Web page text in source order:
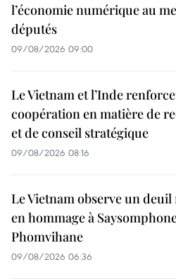
l’économie numérique au
députés
09/08/2026 09:00
Le Vietnam et l’Inde
coopération en matière de
et de conseil stratégique
09/08/2026 08:16
Le Vietnam observe un
en hommage à
Phomvihane
09/08/2026 06:36